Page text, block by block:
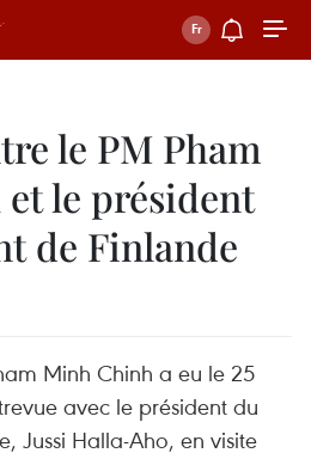
le PM Pham
le président
de Finlande
Minh Chinh a eu le 25
avec le président du
Jussi Halla-Aho, en visite